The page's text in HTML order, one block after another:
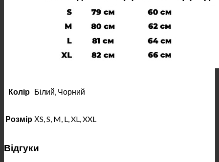
Колір Білий, Чорний
Розмір ХS, S, M, L, XL, XXL
Відгуки